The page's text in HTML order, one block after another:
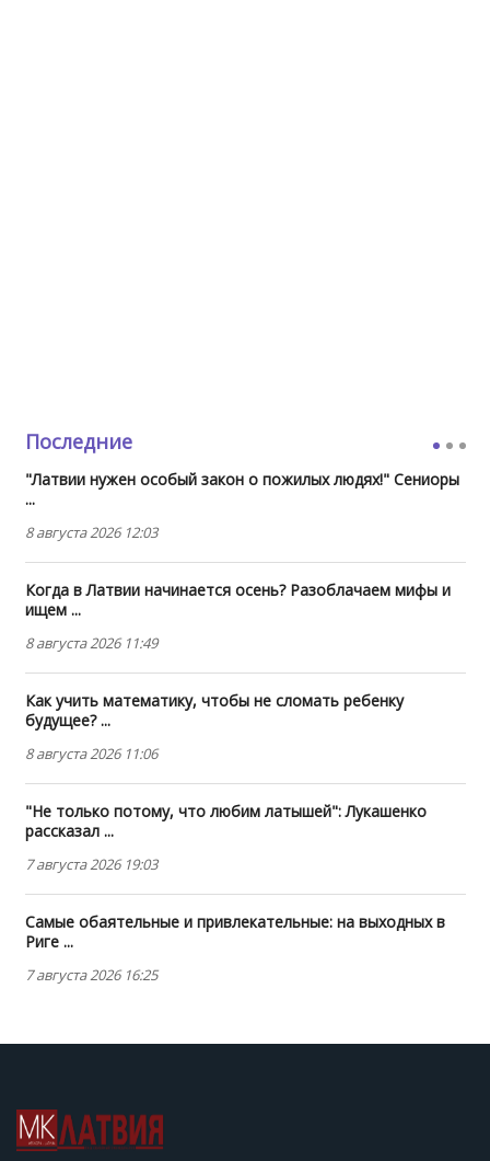
Последние
"Латвии нужен особый закон о пожилых людях!" Сениоры
...
8 августа 2026 12:03
Когда в Латвии начинается осень? Разоблачаем мифы и
ищем ...
8 августа 2026 11:49
Как учить математику, чтобы не сломать ребенку
будущее? ...
8 августа 2026 11:06
"Не только потому, что любим латышей": Лукашенко
рассказал ...
7 августа 2026 19:03
Самые обаятельные и привлекательные: на выходных в
Риге ...
7 августа 2026 16:25